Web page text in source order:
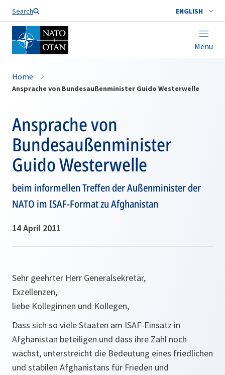
Search ENGLISH
Menu
Home
Ansprache von Bundesaußenminister Guido Westerwelle
Ansprache von
Bundesaußenminister
Guido Westerwelle
beim informellen Treffen der Außenminister der
NATO im ISAF-Format zu Afghanistan
14 April 2011
Sehr geehrter Herr Generalsekretär,
Exzellenzen,
liebe Kolleginnen und Kollegen,
Dass sich so viele Staaten am ISAF-Einsatz in
Afghanistan beteiligen und dass ihre Zahl noch
wächst, unterstreicht die Bedeutung eines friedlichen
und stabilen Afghanistans für Frieden und